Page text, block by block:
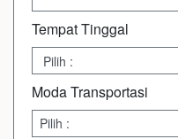
Tempat Tinggal
Moda Transportasi